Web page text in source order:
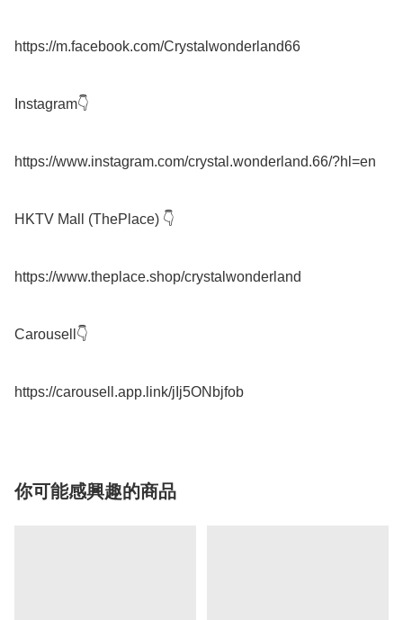
https://m.facebook.com/Crystalwonderland66
Instagram👇
https://www.instagram.com/crystal.wonderland.66/?hl=en
HKTV Mall (ThePlace) 👇
https://www.theplace.shop/crystalwonderland
Carousell👇
你可能感興趣的商品